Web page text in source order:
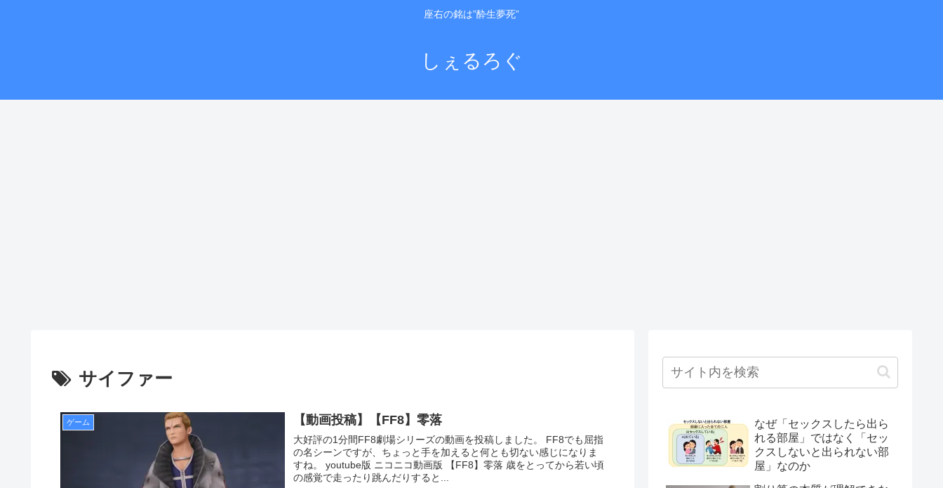
座右の銘は”酔生夢死”
しぇるろぐ
サイファー
ゲーム 【動画投稿】【FF8】零落
大好評の1分間FF8劇場シリーズの動画を投稿しました。 FF8でも屈指
の名シーンですが、ちょっと手を加えると何とも切ない感じになりま
すね。 youtube版 ニコニコ動画版 【FF8】零落 歳をとってから若い頃
の感覚で走ったり跳んだりすると...
なぜ「セックスしたら出ら
れる部屋」ではなく「セッ
クスしないと出られない部
屋」なのか